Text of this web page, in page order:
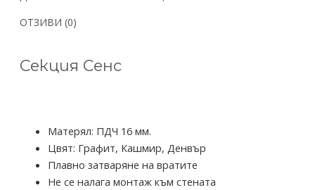
ОТЗИВИ (0)
Секция Сенс
Матерял: ПДЧ 16 мм.
Цвят: Графит, Кашмир, Денвър
Плавно затваряне на вратите
Не се налага монтаж към стената